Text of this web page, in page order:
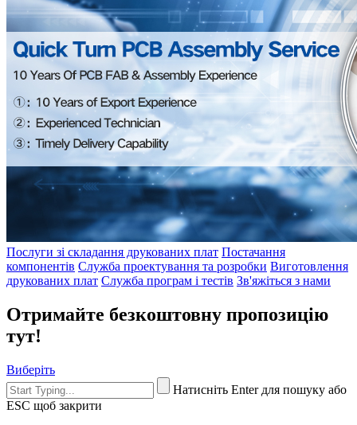
Послуги зі складання друкованих плат Постачання
компонентів Служба проектування та розробки Виготовлення
друкованих плат Служба програм і тестів Зв'яжіться з нами
Отримайте безкоштовну пропозицію
тут!
Виберіть
Натисніть Enter для пошуку або
ESC щоб закрити